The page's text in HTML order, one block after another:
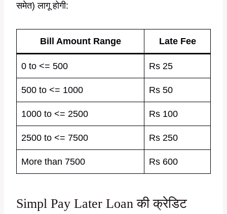
समेत) लागू होगी:
Bill Amount Range Late Fee
0 to <= 500 Rs 25
500 to <= 1000 Rs 50
1000 to <= 2500 Rs 100
2500 to <= 7500 Rs 250
More than 7500 Rs 600
Simpl Pay Later Loan की क्रेडिट